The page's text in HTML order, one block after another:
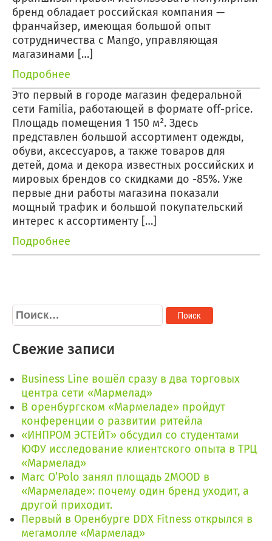
бренд обладает российская компания —
франчайзер, имеющая большой опыт
сотрудничества с Mango, управляющая
магазинами […]
Подробнее
Это первый в городе магазин федеральной
сети Familia, работающей в формате off-price.
Площадь помещения 1 150 м². Здесь
представлен большой ассортимент одежды,
обуви, аксессуаров, а также товаров для
детей, дома и декора известных российских и
мировых брендов со скидками до -85%. Уже
первые дни работы магазина показали
мощный трафик и большой покупательский
интерес к ассортименту […]
Подробнее
Найти:
Свежие записи
Business Line вошёл сразу в два торговых
центра сети «Мармелад»
В оренбургском «Мармеладе» пройдут
конференции о развитии ритейла
«ИНПРОМ ЭСТЕЙТ» обсудил со студентами
ЮФУ исследование клиентского опыта в ТРЦ
«Мармелад»
Marc O’Polo занял площадь 2MOOD в
«Мармеладе»: почему один бренд уходит, а
другой приходит.
Первый в Оренбурге DDX Fitness открылся в
мегамолле «Мармелад»